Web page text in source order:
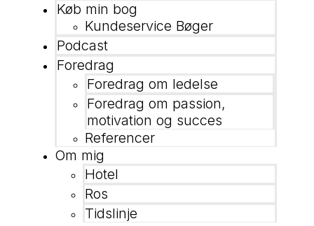
Køb min bog
Kundeservice Bøger
Podcast
Foredrag
Foredrag om ledelse
Foredrag om passion,
motivation og succes
Referencer
Om mig
Hotel
Ros
Tidslinje